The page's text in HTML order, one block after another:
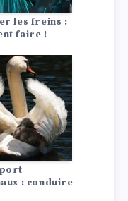
les freins :
faire !
: conduire